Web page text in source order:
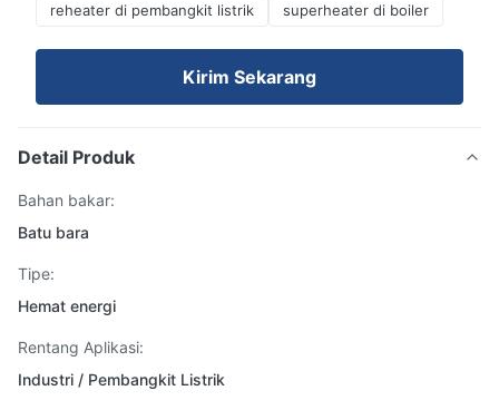
reheater di pembangkit listrik
superheater di boiler
Kirim Sekarang
Detail Produk
Bahan bakar:
Batu bara
Tipe:
Hemat energi
Rentang Aplikasi:
Industri / Pembangkit Listrik